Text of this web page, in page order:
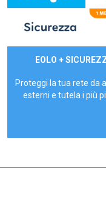
29,90€/mese
EOLO +
Proteggi la tua rete da
esterni e tutela i più